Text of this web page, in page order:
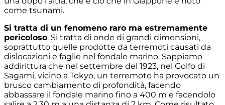
come tsunami.
Si tratta di un fenomeno raro ma estremamente
pericoloso. Si tratta di onde di grandi dimensioni,
soprattutto quelle prodotte da terremoti causati da
dislocazioni e faglie nel fondale marino. Sappiamo
addirittura che nel settembre del 1923, nel Golfo di
Sagami, vicino a Tokyo, un terremoto ha provocato un
brusco cambiamento di profondità, facendo
abbassare il fondale marino fino a 400 m e facendolo